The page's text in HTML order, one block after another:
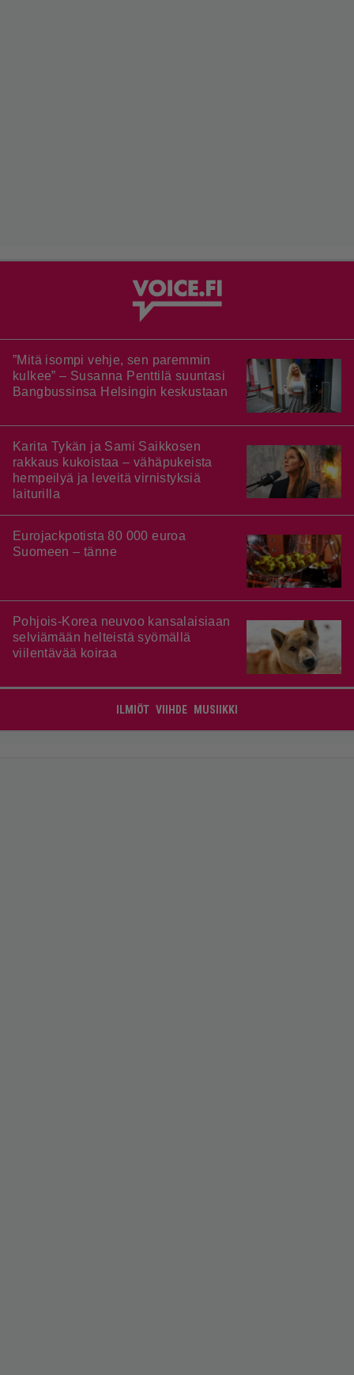
”Mitä isompi vehje, sen paremmin
kulkee” – Susanna Penttilä suuntasi
Bangbussinsa Helsingin keskustaan
Karita Tykän ja Sami Saikkosen
rakkaus kukoistaa – vähäpukeista
hempeilyä ja leveitä virnistyksiä
laiturilla
Eurojackpotista 80 000 euroa
Suomeen – tänne
Pohjois-Korea neuvoo kansalaisiaan
selviämään helteistä syömällä
viilentävää koiraa
ILMIÖT VIIHDE MUSIIKKI